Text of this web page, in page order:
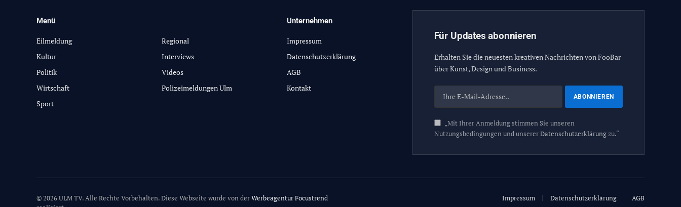
Menü
Eilmeldung
Kultur
Politik
Wirtschaft
Sport
Regional
Interviews
Videos
Polizeimeldungen Ulm
Unternehmen
Impressum
Datenschutzerklärung
AGB
Kontakt
Für Updates abonnieren
Erhalten Sie die neuesten kreativen Nachrichten von FooBar
über Kunst, Design und Business.
„Mit Ihrer Anmeldung stimmen Sie unseren
Nutzungsbedingungen und unsererDatenschutzerklärungzu.“
© 2026 ULM TV. Alle Rechte Vorbehalten. Diese Webseite wurde von derWerbeagentur Focustrend
Impressum Datenschutzerklärung AGB